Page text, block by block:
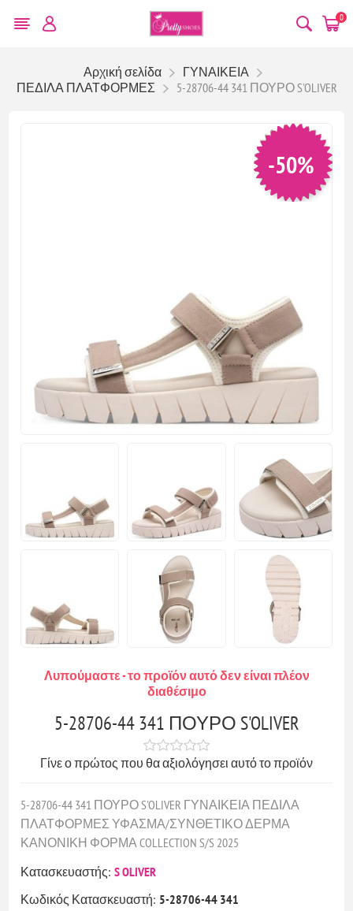
0
Αρχική σελίδα
ΓΥΝΑΙΚΕΙΑ
ΠΕΔΙΛΑ ΠΛΑΤΦΟΡΜΕΣ
5-28706-44 341 ΠΟΥΡΟ S'OLIVER
-50%
Λυπούμαστε - το προϊόν αυτό δεν είναι πλέον
διαθέσιμο
5-28706-44 341 ΠΟΥΡΟ S'OLIVER
Γίνε ο πρώτος που θα αξιολόγησει αυτό το προϊόν
5-28706-44 341 ΠΟΥΡΟ S'OLIVER ΓΥΝΑΙΚΕΙΑ ΠΕΔΙΛΑ
ΠΛΑΤΦΟΡΜΕΣ ΥΦΑΣΜΑ/ΣΥΝΘΕΤΙΚΟ ΔΕΡΜΑ
ΚΑΝΟΝΙΚΗ ΦΟΡΜΑ COLLECTION S/S 2025
Κατασκευαστής: S OLIVER
Κωδικός Κατασκευαστή: 5-28706-44 341